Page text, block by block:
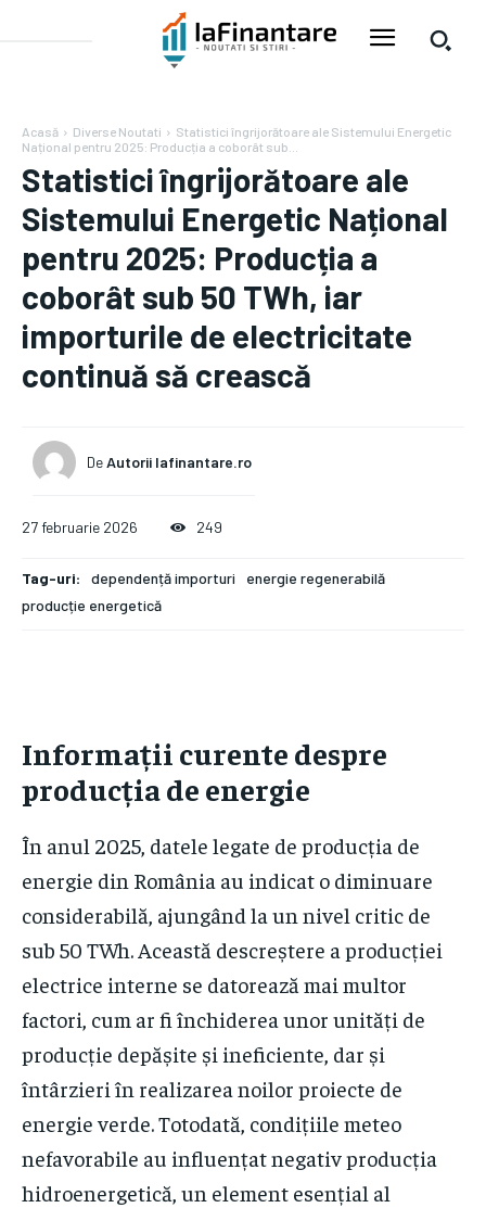
Acasă Diverse Noutati
Statistici îngrijorătoare ale Sistemului Energetic
Național pentru 2025: Producția a coborât sub...
Statistici îngrijorătoare ale
Sistemului Energetic Național
pentru 2025: Producția a
coborât sub 50 TWh, iar
importurile de electricitate
continuă să crească
DeAutorii Iafinantare.ro
27 februarie 2026 249
Tag-uri: dependență importuri
energie regenerabilă
producție energetică
Informații curente despre
producția de energie
În anul 2025, datele legate de producția de
energie din România au indicat o diminuare
considerabilă, ajungând la un nivel critic de
sub 50 TWh. Această descreștere a producției
electrice interne se datorează mai multor
factori, cum ar fi închiderea unor unități de
producție depășite și ineficiente, dar și
întârzieri în realizarea noilor proiecte de
energie verde. Totodată, condițiile meteo
nefavorabile au influențat negativ producția
hidroenergetică, un element esențial al